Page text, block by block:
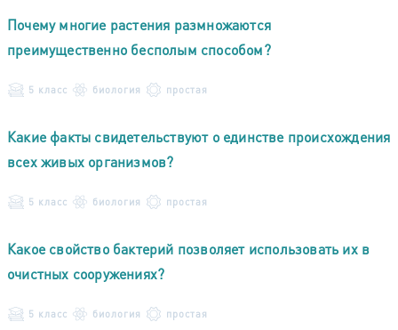
Почему многие растения размножаются
преимущественно бесполым способом?
5 класс биология простая
Какие факты свидетельствуют о единстве происхождения
всех живых организмов?
5 класс биология простая
Какое свойство бактерий позволяет использовать их в
очистных сооружениях?
5 класс биология простая